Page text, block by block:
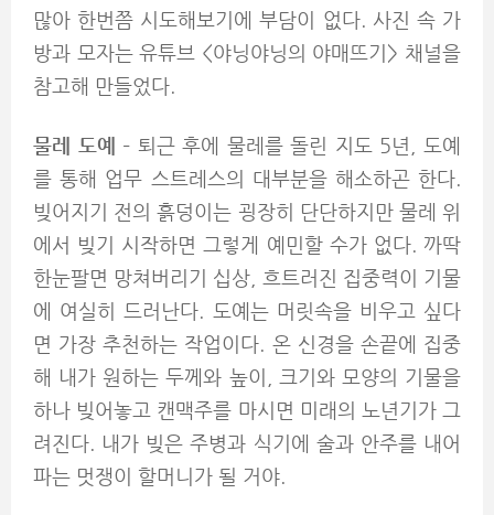
많아 한번쯤 시도해보기에 부담이 없다. 사진 속 가
방과 모자는 유튜브 <야닝야닝의 야매뜨기> 채널을
참고해 만들었다.
물레 도예
– 퇴근 후에 물레를 돌린 지도 5년, 도예
를 통해 업무 스트레스의 대부분을 해소하곤 한다.
빚어지기 전의 흙덩이는 굉장히 단단하지만 물레 위
에서 빚기 시작하면 그렇게 예민할 수가 없다. 까딱
한눈팔면 망쳐버리기 십상, 흐트러진 집중력이 기물
에 여실히 드러난다. 도예는 머릿속을 비우고 싶다
면 가장 추천하는 작업이다. 온 신경을 손끝에 집중
해 내가 원하는 두께와 높이, 크기와 모양의 기물을
하나 빚어놓고 캔맥주를 마시면 미래의 노년기가 그
려진다. 내가 빚은 주병과 식기에 술과 안주를 내어
파는 멋쟁이 할머니가 될 거야.